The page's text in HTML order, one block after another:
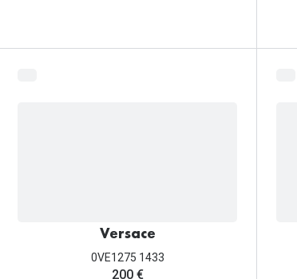
Versace
0VE1275 1433
200 €